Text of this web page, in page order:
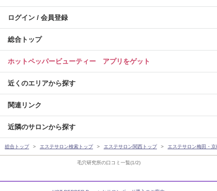
毛穴研究所の口コミ一覧(1/2)
ログイン / 会員登録
総合トップ
ホットペッパービューティー アプリをゲット
近くのエリアから探す
関連リンク
近隣のサロンから探す
総合トップ エステサロン検索トップ エステサロン関西トップ エステサロン梅田・